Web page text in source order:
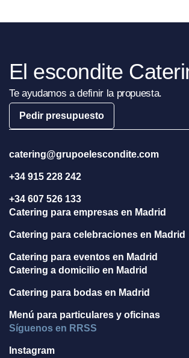
El escondite
Te ayudamos a definir la propuesta.
Pedir presupuesto
catering@grupoelescondite.com
+34 915 228 242
+34 607 526 133
Catering para empresas en Madrid
Catering para celebraciones en Madrid
Catering para eventos en Madrid
Catering a domicilio en Madrid
Catering para bodas en Madrid
Menú para particulares y oficinas
Síguenos en RRSS
Instagram